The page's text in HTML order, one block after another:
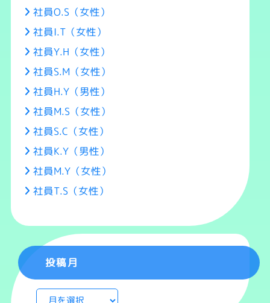
社員O.S（女性）
社員I.T（女性）
社員Y.H（女性）
社員S.M（女性）
社員H.Y（男性）
社員M.S（女性）
社員S.C（女性）
社員K.Y（男性）
社員M.Y（女性）
社員T.S（女性）
投稿月